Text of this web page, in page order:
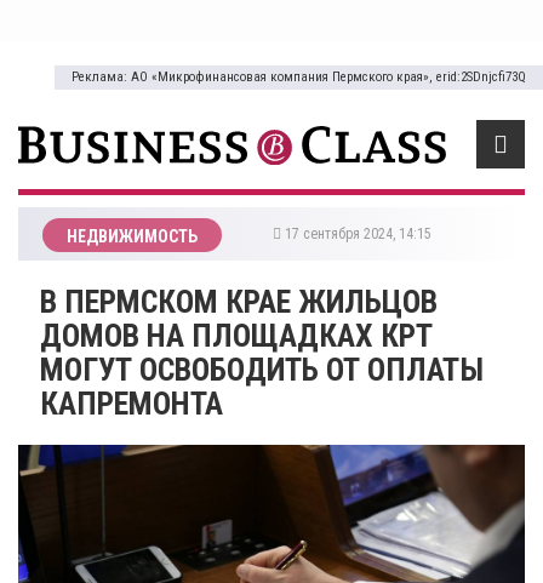
Реклама: АО «Микрофинансовая компания Пермского края», erid:2SDnjcfi73Q
НЕДВИЖИМОСТЬ 17 сентября 2024, 14:15
В ПЕРМСКОМ КРАЕ ЖИЛЬЦОВ
ДОМОВ НА ПЛОЩАДКАХ КРТ
МОГУТ ОСВОБОДИТЬ ОТ ОПЛАТЫ
КАПРЕМОНТА